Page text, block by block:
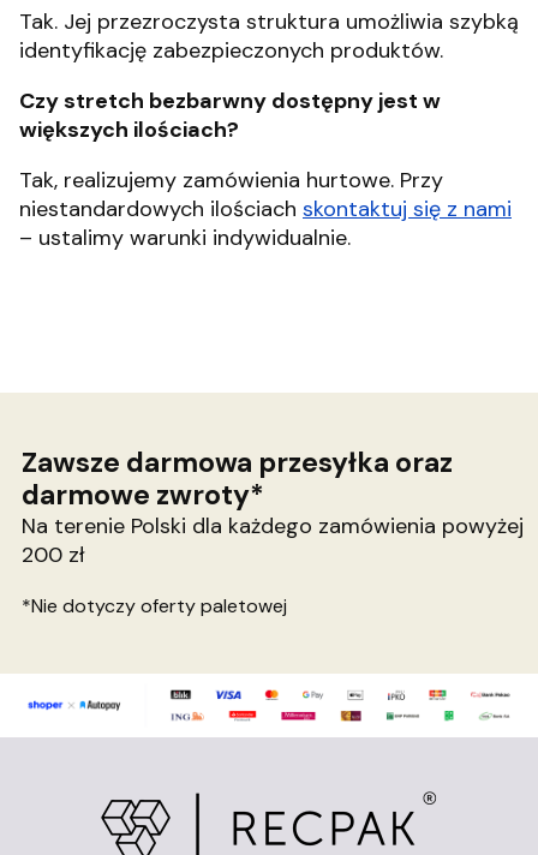
Tak. Jej przezroczysta struktura umożliwia szybką
identyfikację zabezpieczonych produktów.
Czy stretch bezbarwny dostępny jest w
większych ilościach?
Tak, realizujemy zamówienia hurtowe. Przy
niestandardowych ilościach skontaktuj się z nami
– ustalimy warunki indywidualnie.
Zawsze darmowa przesyłka oraz
darmowe zwroty*
Na terenie Polski dla każdego zamówienia powyżej
200 zł
*Nie dotyczy oferty paletowej